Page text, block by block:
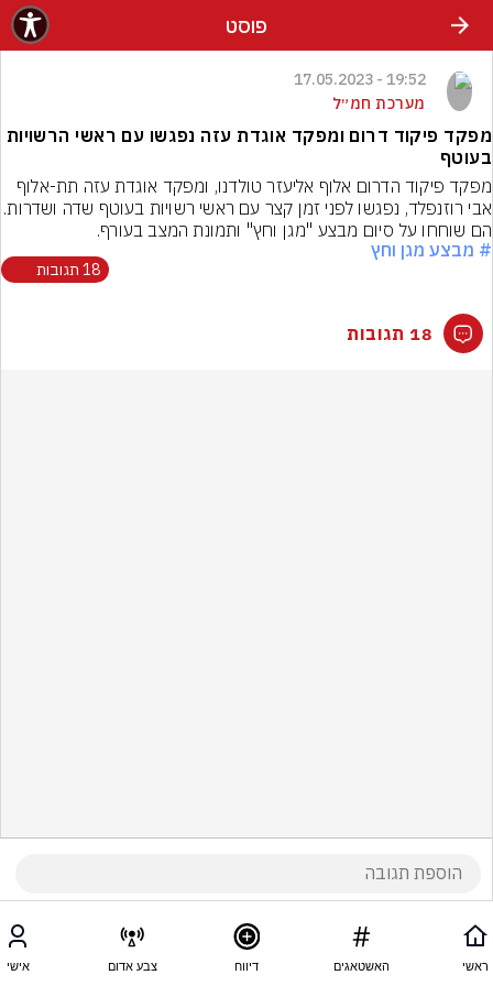
פוסט
19:52 - 17.05.2023
מערכת חמ״ל
מפקד פיקוד דרום ומפקד אוגדת עזה נפגשו עם ראשי הרשויות
בעוטף
הם שוחחו על סיום מבצע "מגן וחץ" ותמונת המצב בעורף.
# מבצע מגן וחץ
18 תגובות
18 תגובות
ראשי האשטאגים דיווח צבע אדום אישי